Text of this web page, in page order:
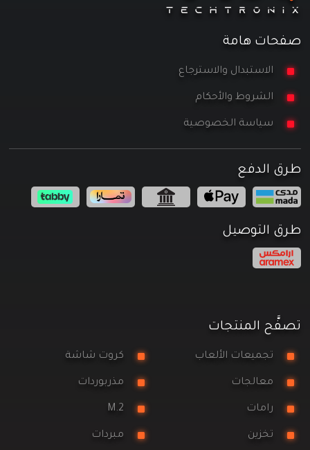
صفحات هامة
الاستبدال والاسترجاع
الشروط والأحكام
سياسة الخصوصية
طرق الدفع
طرق التوصيل
تصفَّح المنتجات
تجميعات الألعاب كروت شاشة
معالجات مذربوردات
رامات M.2
تخزين مبردات